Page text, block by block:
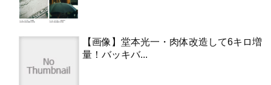
【画像】堂本光一・肉体改造して6キロ増
量！バッキバ...